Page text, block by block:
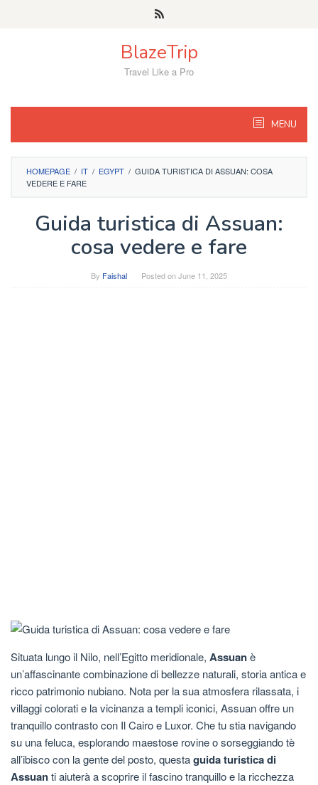
BlazeTrip
Travel Like a Pro
MENU
HOMEPAGE / IT / EGYPT / GUIDA TURISTICA DI ASSUAN: COSA
VEDERE E FARE
Guida turistica di Assuan:
cosa vedere e fare
By Faishal Posted onJune 11, 2025
Situata lungo il Nilo, nell’Egitto meridionale, Assuanè
un’affascinante combinazione di bellezze naturali, storia antica e
ricco patrimonio nubiano. Nota per la sua atmosfera rilassata, i
villaggi colorati e la vicinanza a templi iconici, Assuan offre un
tranquillo contrasto con Il Cairo e Luxor. Che tu stia navigando
su una feluca, esplorando maestose rovine o sorseggiando tè
all’ibisco con la gente del posto, questaguida turistica di
Assuanti aiuterà a scoprire il fascino tranquillo e la ricchezza